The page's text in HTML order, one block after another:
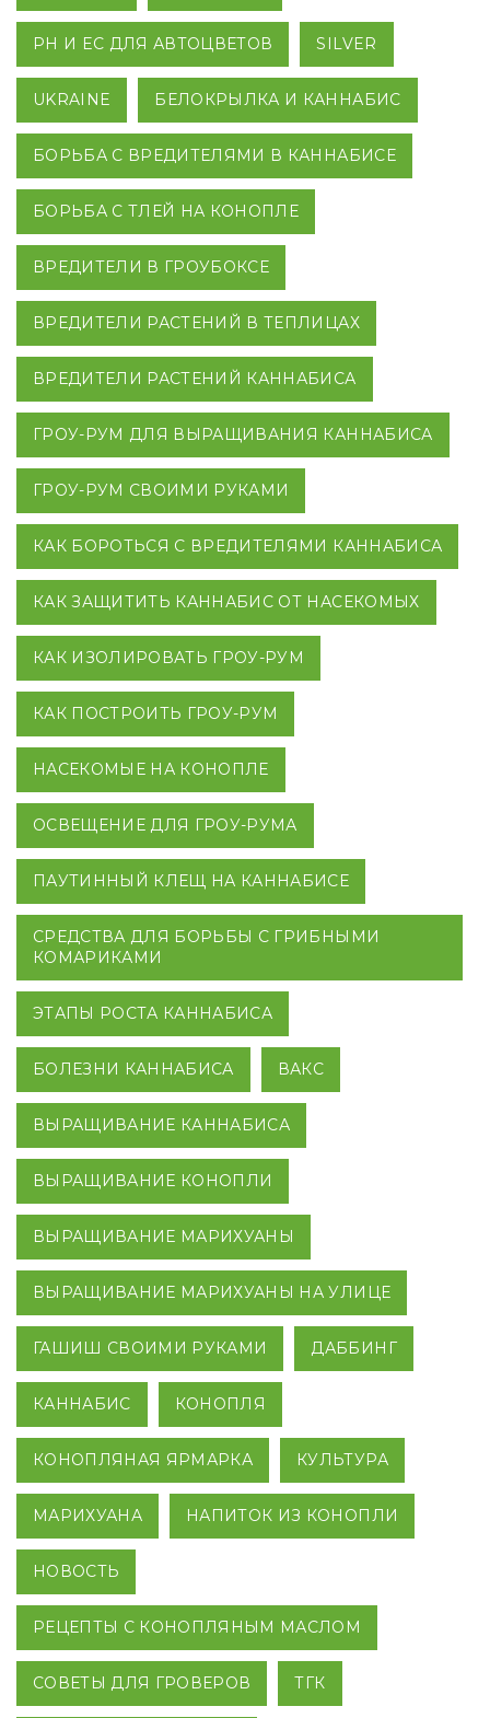
PH И EC ДЛЯ АВТОЦВЕТОВ SILVER
UKRAINE БЕЛОКРЫЛКА И КАННАБИС
БОРЬБА С ВРЕДИТЕЛЯМИ В КАННАБИСЕ
БОРЬБА С ТЛЕЙ НА КОНОПЛЕ
ВРЕДИТЕЛИ В ГРОУБОКСЕ
ВРЕДИТЕЛИ РАСТЕНИЙ В ТЕПЛИЦАХ
ВРЕДИТЕЛИ РАСТЕНИЙ КАННАБИСА
ГРОУ-РУМ ДЛЯ ВЫРАЩИВАНИЯ КАННАБИСА
ГРОУ-РУМ СВОИМИ РУКАМИ
КАК БОРОТЬСЯ С ВРЕДИТЕЛЯМИ КАННАБИСА
КАК ЗАЩИТИТЬ КАННАБИС ОТ НАСЕКОМЫХ
КАК ИЗОЛИРОВАТЬ ГРОУ-РУМ
КАК ПОСТРОИТЬ ГРОУ-РУМ
НАСЕКОМЫЕ НА КОНОПЛЕ
ОСВЕЩЕНИЕ ДЛЯ ГРОУ-РУМА
ПАУТИННЫЙ КЛЕЩ НА КАННАБИСЕ
СРЕДСТВА ДЛЯ БОРЬБЫ С ГРИБНЫМИ
КОМАРИКАМИ
ЭТАПЫ РОСТА КАННАБИСА
БОЛЕЗНИ КАННАБИСА ВАКС
ВЫРАЩИВАНИЕ КАННАБИСА
ВЫРАЩИВАНИЕ КОНОПЛИ
ВЫРАЩИВАНИЕ МАРИХУАНЫ
ВЫРАЩИВАНИЕ МАРИХУАНЫ НА УЛИЦЕ
ГАШИШ СВОИМИ РУКАМИ ДАББИНГ
КАННАБИС КОНОПЛЯ
КОНОПЛЯНАЯ ЯРМАРКА КУЛЬТУРА
МАРИХУАНА НАПИТОК ИЗ КОНОПЛИ
НОВОСТЬ
РЕЦЕПТЫ С КОНОПЛЯНЫМ МАСЛОМ
СОВЕТЫ ДЛЯ ГРОВЕРОВ ТГК